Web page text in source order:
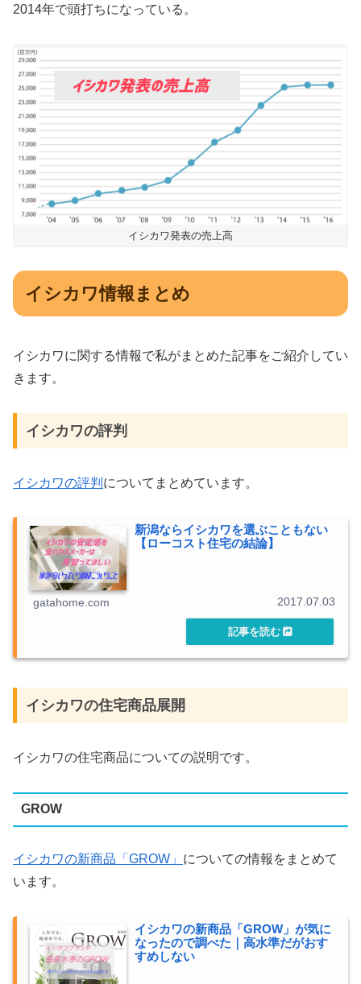
2014年で頭打ちになっている。
イシカワ発表の売上高
イシカワ情報まとめ
イシカワに関する情報で私がまとめた記事をご紹介してい
きます。
イシカワの評判
イシカワの評判 についてまとめています。
新潟ならイシカワを選ぶこともない
【ローコスト住宅の結論】
gatahome.com 2017.07.03
イシカワの住宅商品展開
イシカワの住宅商品についての説明です。
GROW
イシカワの新商品「GROW」 についての情報をまとめて
います。
イシカワの新商品「GROW」が気に
なったので調べた｜高水準だがおす
すめしない